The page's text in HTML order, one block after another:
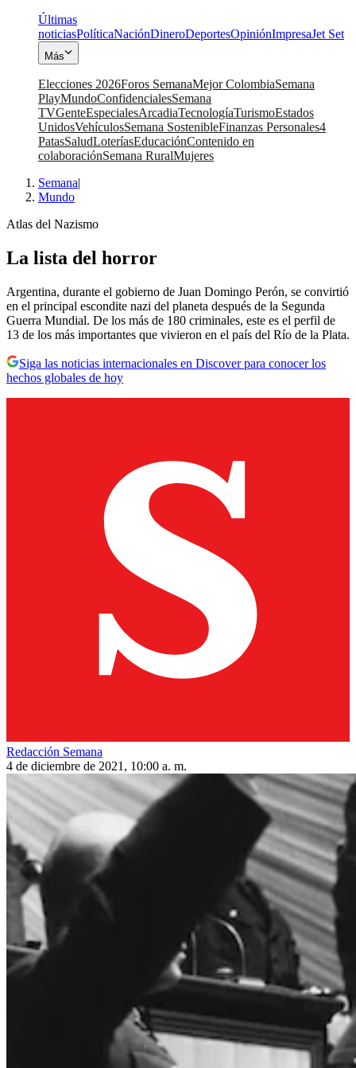
Últimas
noticiasPolíticaNaciónDineroDeportesOpiniónImpresaJet Set
Más
Elecciones 2026Foros SemanaMejor ColombiaSemana
PlayMundoConfidencialesSemana
TVGenteEspecialesArcadiaTecnologíaTurismoEstados
UnidosVehículosSemana SostenibleFinanzas Personales4
PatasSaludLoteríasEducaciónContenido en
colaboraciónSemana RuralMujeres
Semana|
Mundo
Atlas del Nazismo
La lista del horror
Argentina, durante el gobierno de Juan Domingo Perón, se convirtió
en el principal escondite nazi del planeta después de la Segunda
Guerra Mundial. De los más de 180 criminales, este es el perfil de
13 de los más importantes que vivieron en el país del Río de la Plata.
Siga las noticias internacionales en Discover para conocer los
hechos globales de hoy
Redacción Semana
4 de diciembre de 2021, 10:00 a. m.